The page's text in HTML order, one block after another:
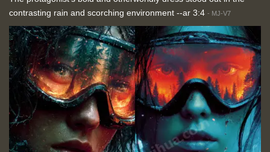
contrasting rain and scorching environment --ar 3:4 - MJ-V7